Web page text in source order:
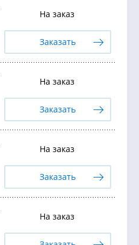
На заказ
Заказать
На заказ
Заказать
На заказ
Заказать
На заказ